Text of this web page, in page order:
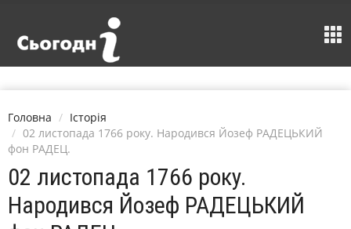
Головна
Історія
02 листопада 1766 року. Народився Йозеф РАДЕЦЬКИЙ
фон РАДЕЦ.
02 листопада 1766 року.
Народився Йозеф РАДЕЦЬКИЙ